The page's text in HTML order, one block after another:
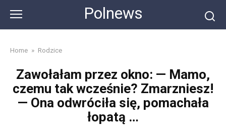
content
Polnews
Home » Rodzice
Zawołałam przez okno: — Mamo,
czemu tak wcześnie? Zmarzniesz!
— Ona odwróciła się, pomachała
łopatą …